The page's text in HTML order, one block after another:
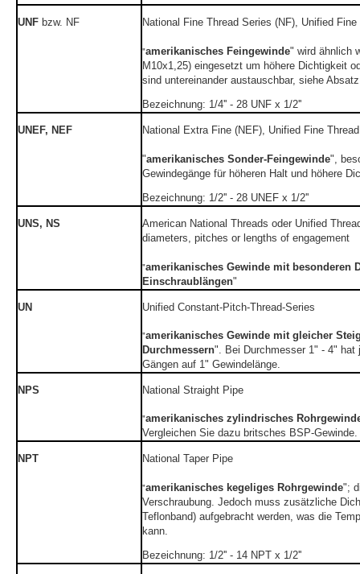
UNF bzw. NF National Fine Thread Series (NF), Unified
"amerikanisches Feingewinde" wird ähnlich
M10x1,25) eingesetzt um höhere Dichtigkeit
sind untereinander austauschbar, siehe
Bezeichnung: 1/4'' - 28 UNF x 1/2''
UNEF, NEF National Extra Fine (NEF), Unified Fine
"amerikanisches Sonder-Feingewinde",
Gewindegänge für höheren Halt und höhere
Bezeichnung: 1/2'' - 28 UNEF x 1/2''
UNS, NS
American National Threads oder Unified
diameters, pitches or lengths of engagement
"amerikanisches Gewinde mit besonderen
Einschraublängen"
UN Unified Constant-Pitch-Thread-Series
"amerikanisches Gewinde mit gleicher
Durchmessern". Bei Durchmesser 1" - 4" hat
Gängen auf 1" Gewindelänge.
NPS National Straight Pipe
"amerikanisches zylindrisches
Vergleichen Sie dazu britsches BSP-Gewinde.
NPT National Taper Pipe
"amerikanisches kegeliges Rohrgewinde";
Verschraubung. Jedoch muss zusätzliche
Teflonband) aufgebracht werden, was die
kann.
Bezeichnung: 1/2'' - 14 NPT x 1/2''